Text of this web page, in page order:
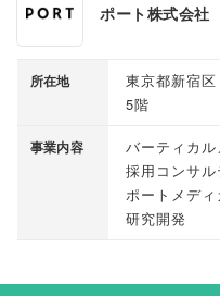
ポート株式会社
所在地
東京都新宿
5階
事業内容
バーティカ
採用コンサ
ポートメデ
研究開発